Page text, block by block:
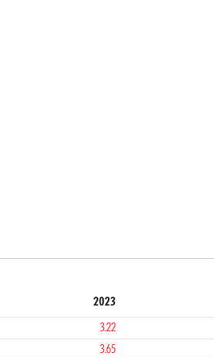
2023
3.22
3.65